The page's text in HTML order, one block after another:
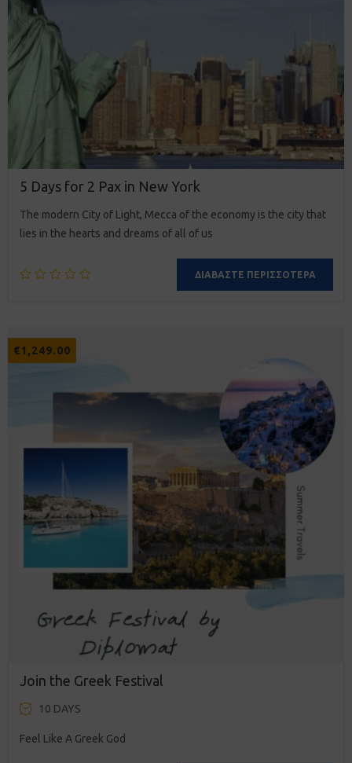
5 Days for 2 Pax in New York
The modern City of Light, Mecca of the economy is the city that
lies in the hearts and dreams of all of us
ΔΙΑΒΆΣΤΕ ΠΕΡΙΣΣΌΤΕΡΑ
€1,249.00
Join the Greek Festival
10 DAYS
Feel Like A Greek God